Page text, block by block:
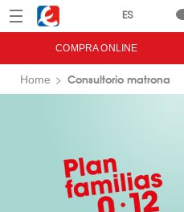
Menú Eroski
COMPRA ONLINE
Home Consultorio matrona